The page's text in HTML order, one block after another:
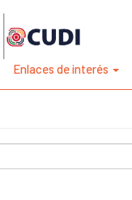
Enlaces de interés